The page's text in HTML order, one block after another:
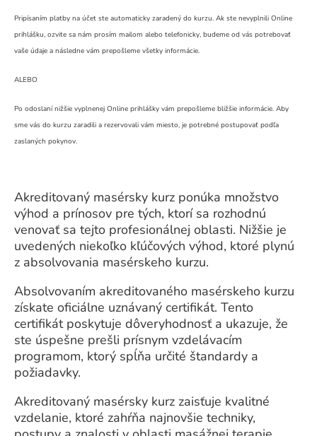
Pripísaním platby na účet ste automaticky zaradený do kurzu. Ak ste nevyplnili Online
prihlášku, ozvite sa nám prosím mailom alebo telefonicky, budeme od vás potrebovať
vaše údaje a následne vám prepošleme všetky informácie.
ALEBO
Po odoslaní nižšie vyplnenej Online prihlášky vám prepošleme bližšie informácie. Aby
sme vás do kurzu zaradili a rezervovali vám miesto, je potrebné postupovať podľa
zaslaných pokynov.
Akreditovaný masérsky kurz ponúka množstvo
výhod a prínosov pre tých, ktorí sa rozhodnú
venovať sa tejto profesionálnej oblasti. Nižšie je
uvedených niekoľko kľúčových výhod, ktoré plynú
z absolvovania masérskeho kurzu.
Absolvovaním akreditovaného masérskeho kurzu
získate oficiálne uznávaný certifikát. Tento
certifikát poskytuje dôveryhodnosť a ukazuje, že
ste úspešne prešli prísnym vzdelávacím
programom, ktorý spĺňa určité štandardy a
požiadavky.
Akreditovaný masérsky kurz zaisťuje kvalitné
vzdelanie, ktoré zahŕňa najnovšie techniky,